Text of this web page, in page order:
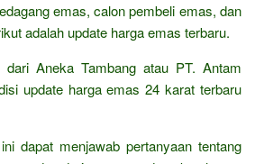
emas, calon pembeli emas, dan
adalah update harga emas terbaru.
dari Aneka Tambang atau PT. Antam
update harga emas 24 karat terbaru
dapat menjawab pertanyaan tentang